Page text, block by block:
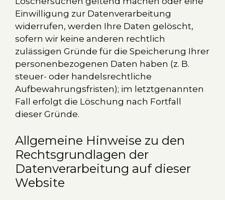
Einwilligung zur Datenverarbeitung
widerrufen, werden Ihre Daten gelöscht,
sofern wir keine anderen rechtlich
zulässigen Gründe für die Speicherung Ihrer
personenbezogenen Daten haben (z. B.
steuer- oder handelsrechtliche
Aufbewahrungsfristen); im letztgenannten
Fall erfolgt die Löschung nach Fortfall
dieser Gründe.
Allgemeine Hinweise zu den
Rechtsgrundlagen der
Datenverarbeitung auf dieser
Website